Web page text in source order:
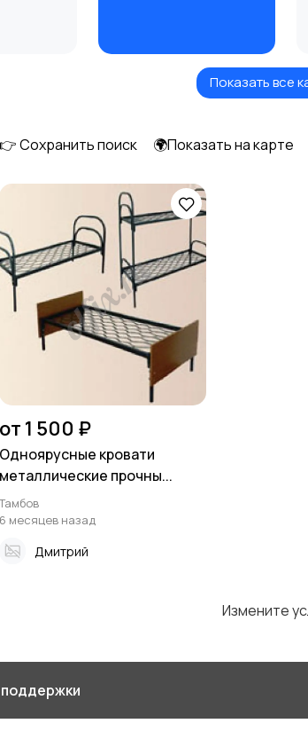
Шкафы и комоды
Показать все
👉 Сохранить поиск 🌍Показать на карте
от 1 500 ₽
Одноярусные кровати
металлические прочны...
Тамбов
6 месяцев назад
Дмитрий
Измените